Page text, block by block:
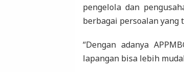
pengelola dan
berbagai persoalan yang
“Dengan adanya
lapangan bisa lebih